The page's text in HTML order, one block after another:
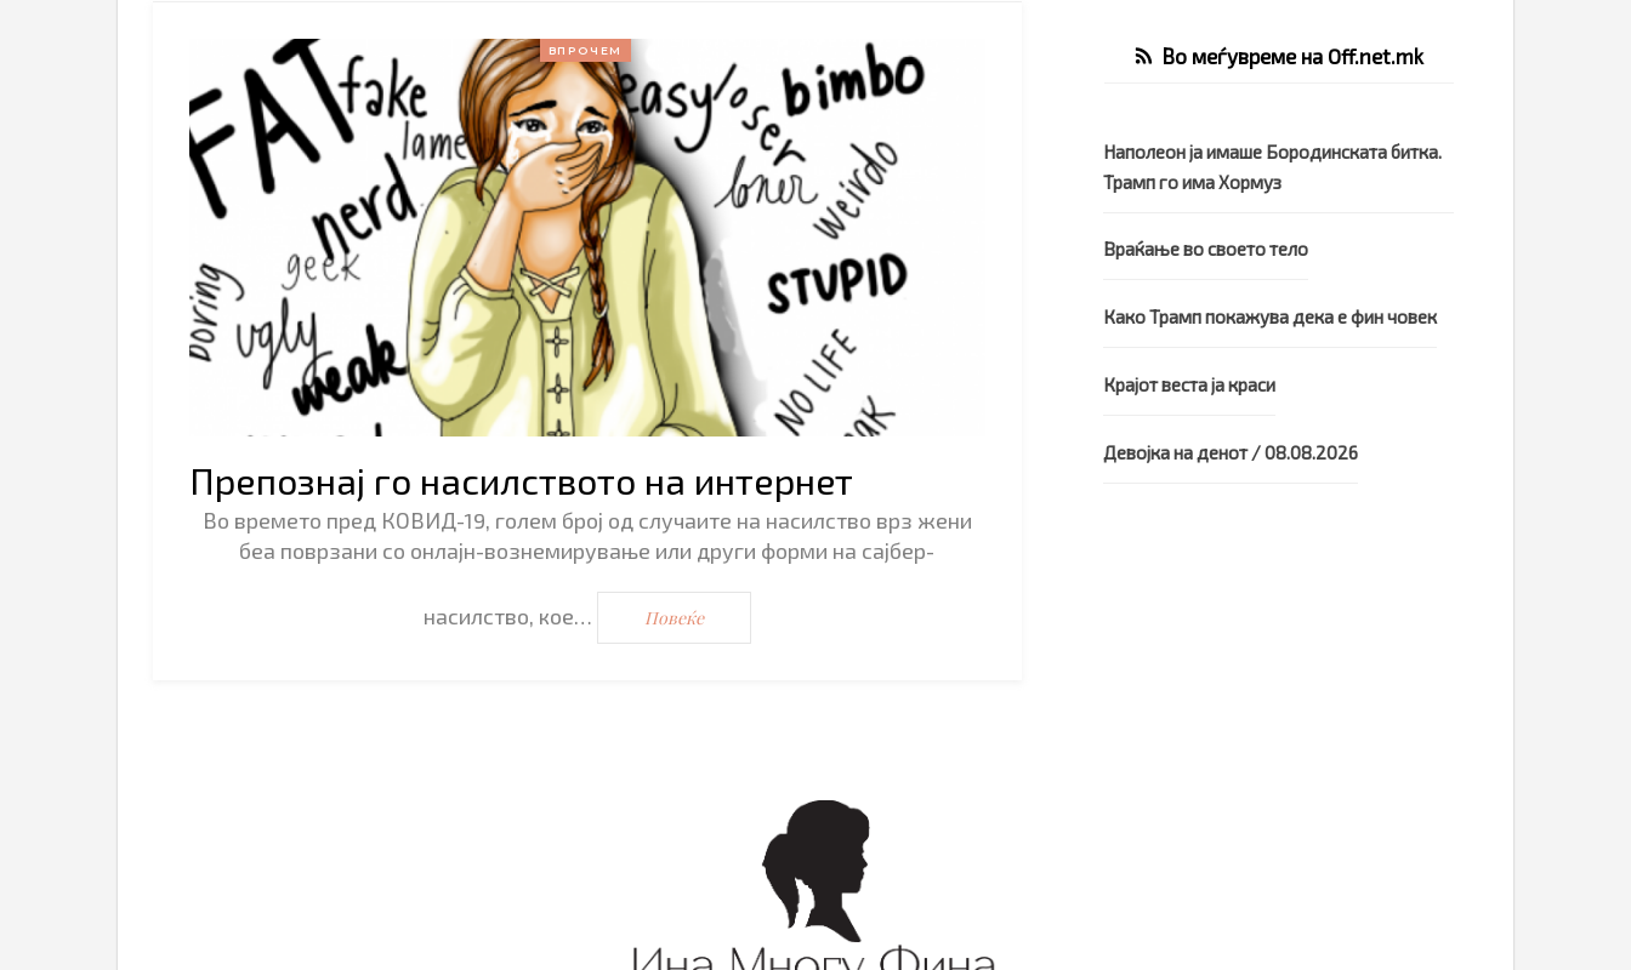
ВПРОЧЕМ
Препознај го насилството на интернет
Во времето пред КОВИД-19, голем број од случаите на насилство врз жени
беа поврзани со онлајн-вознемирување или други форми на сајбер-
насилство, кое… Повеќе
Во меѓувреме на Off.net.mk
Наполеон ја имаше Бородинската битка.
Трамп го има Хормуз
Враќање во своето тело
Како Трамп покажува дека е фин човек
Крајот веста ја краси
Девојка на денот / 08.08.2026